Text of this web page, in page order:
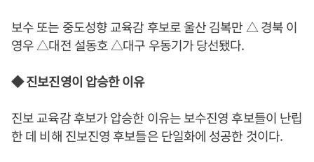
보수 또는 중도성향 교육감 후보로 울산 김복만 △ 경북 이
영우 △대전 설동호 △대구 우동기가 당선됐다.
◆ 진보진영이 압승한 이유
진보 교육감 후보가 압승한 이유는 보수진영 후보들이 난립
한 데 비해 진보진영 후보들은 단일화에 성공한 것이다.